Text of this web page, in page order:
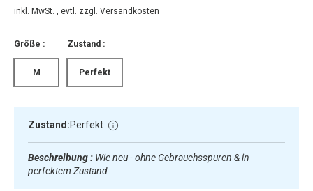
inkl. MwSt. , evtl. zzgl. Versandkosten
Größe :
M
Zustand :
Perfekt
Zustand:Perfekt
Beschreibung : Wie neu - ohne Gebrauchsspuren & in
perfektem Zustand